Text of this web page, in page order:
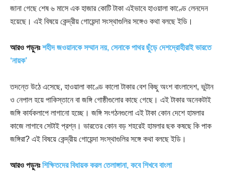
জানা গেছে শেষ ৬ মাসে এক হাজার কোটি টাকা এইভাবে হাওয়ালা কাণ্ডে লেনদেন
হয়েছে। এই বিষয়ে কেন্দ্রীয় গোয়েন্দা সংস্থাগুলির সঙ্গেও কথা বলছে ইডি।
আরও পড়ুনঃশহীদ জওয়ানকে সম্মান নয়, সেনাকে পাথর ছুঁড়ে দেশদ্রোহীরাই ভারতে
‘নায়ক’
তদন্তে উঠে এসেছে, হাওয়ালা কাণ্ডে কালো টাকার বেশ কিছু অংশ বাংলাদেশ, ভুটান
ও নেপাল হয়ে পাকিস্তানে বা জঙ্গি গোষ্ঠীগুলোর কাছে গেছে। এই টাকার অনেকটাই
জঙ্গি কার্যকলাপে লাগানো হচ্ছে। জঙ্গি সংগঠনগুলো এই টাকা কোন দেশে হামলার
কাজে লাগাবে সেটাই প্রশ্ন। ভারতের কোন বড় শহরেই হামলার ছক কষছে কি পাক
জঙ্গিরা? এই বিষয়ে কেন্দ্রীয় গোয়েন্দা সংস্থাগুলির সঙ্গে কথা বলছে ইডি।
আরও পড়ুনঃশিক্ষিতদের বিধায়ক করল তেলাঙ্গানা, কবে শিখবে বাংলা